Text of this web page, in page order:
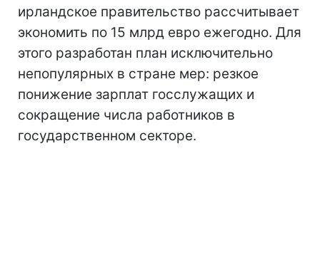
ирландское правительство рассчитывает
экономить по 15 млрд евро ежегодно. Для
этого разработан план исключительно
непопулярных в стране мер: резкое
понижение зарплат госслужащих и
сокращение числа работников в
государственном секторе.